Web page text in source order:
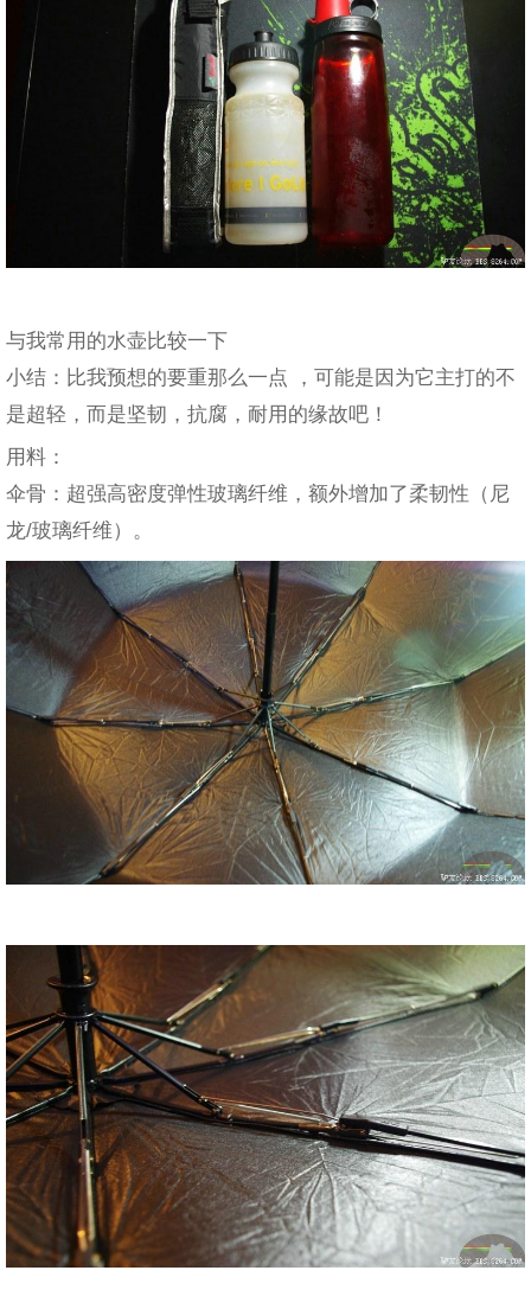
与我常用的水壶比较一下
小结：比我预想的要重那么一点 ，可能是因为它主打的不
是超轻，而是坚韧，抗腐，耐用的缘故吧！
用料：
伞骨：超强高密度弹性玻璃纤维，额外增加了柔韧性（尼
龙/玻璃纤维）。